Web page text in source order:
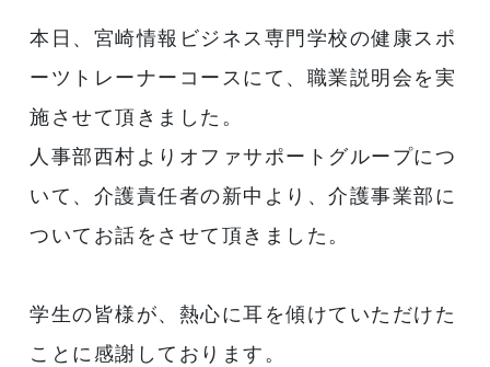
本日、宮崎情報ビジネス専門学校の健康スポ
ーツトレーナーコースにて、職業説明会を実
施させて頂きました。
人事部西村よりオファサポートグループにつ
いて、介護責任者の新中より、介護事業部に
ついてお話をさせて頂きました。
学生の皆様が、熱心に耳を傾けていただけた
ことに感謝しております。